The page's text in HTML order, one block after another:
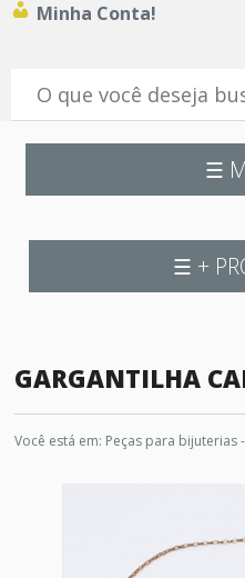
Minha Conta!
☰
☰ +
GARGANTILHA
Você está em: Peças para bijuterias